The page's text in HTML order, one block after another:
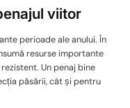
viitor
perioade ale anului. În
resurse importante
Un penaj bine
păsării, cât și pentru